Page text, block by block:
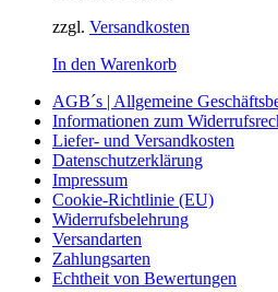
zzgl. Versandkosten
In den Warenkorb
AGB´s | Allgemeine
Informationen zum
Liefer- und Versandkosten
Datenschutzerklärung
Impressum
Cookie-Richtlinie (EU)
Widerrufsbelehrung
Versandarten
Zahlungsarten
Echtheit von Bewertungen